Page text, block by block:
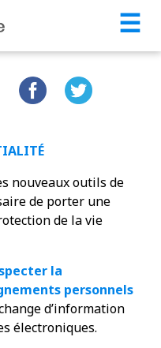
☰
nouveaux outils de
de porter une
de la vie
la
personnels
d’information
électroniques.